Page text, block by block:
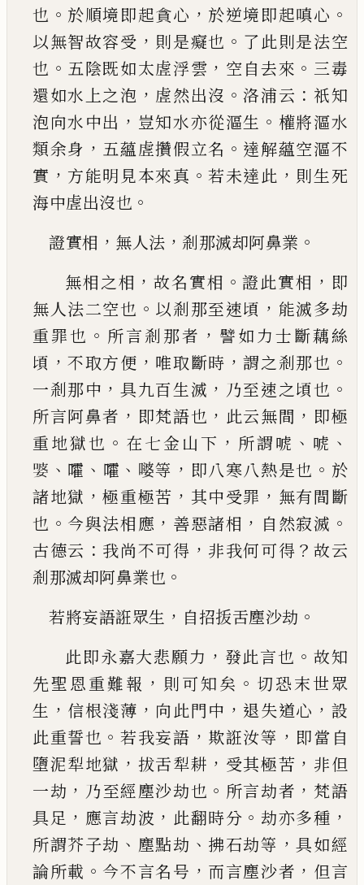
也 。 於順境即起貪心 ， 於逆境即起嗔心 。
以無智故容受 ， 則是癡也 。 了此則是法空
也 。 五陰既如太虗浮雲 ， 空自去來 。 三毒
還如水上之泡 ， 虗然出沒 。洛浦云 ： 祇知
泡向水中出 ， 豈知水亦從漚生 。 權將漚水
類余身 ， 五蘊虗攢假立名 。 達解蘊空漚不
實 ， 方能明見本來真 。若未達此 ， 則生死
海中虗出沒也 。
證實相 ， 無人法 ， 剎那滅却阿鼻業 。
無相之相 ，故名實相 。證此實相 ， 即
無人法二空也 。 以剎那至速頃 ， 能滅多劫
重罪也 。 所言剎那者 ， 譬如力士斷藕絲
頃 ，不取方便 ， 唯取斷時 ，謂之剎那也 。
一剎那中 ，具九百生滅 ， 乃至速之頃也 。
所言阿鼻者 ， 即梵語也 ， 此云無間 ， 即極
重地獄也 。 在七金 山下 ， 所謂唬 、 唬 、
𭒂 、 嚯 、 嚯 、 嘙等 ， 即八寒八熱是也 。 於
諸地獄 ，極重極苦 ， 其中受罪 ， 無有間斷
也 。 今與法相應 ， 善惡諸相 ， 自然寂滅 。
古德云 ： 我尚不可得 ， 非我何可得 ？ 故云
剎那滅却阿鼻業也 。
若將妄語誑眾生 ， 自招㧞舌塵沙劫 。
此即永嘉大悲願力 ， 發此言也 。 故知
先聖恩重難報 ， 則可知矣 。 切恐末世眾
生 ， 信根淺薄 ， 向此門中 ， 退失道心 ， 設
此重誓也 。若我妄語 ， 欺誑汝等 ， 即當 自
墮泥犁地獄 ， 拔舌犁耕 ， 受其極苦 ， 非但
一劫 ， 乃至經塵沙劫也 。 所言劫者 ， 梵語
具足 ， 應言劫波 ， 此翻時分 。劫亦多種 ，
所謂芥子劫 、 塵點劫 、 拂石劫等 ，具如經
論所載 。 今不言名号 ， 而言塵沙者 ， 但言